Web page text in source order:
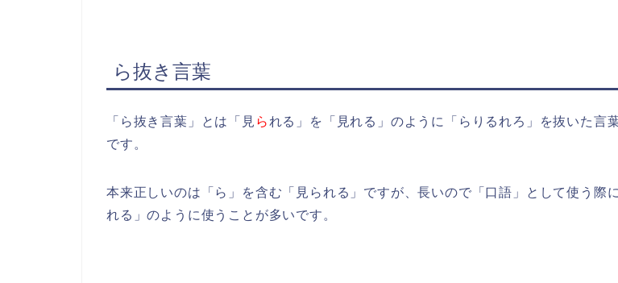
ら抜き言葉
「ら抜き言葉」とは「見 ら れる」を「見れる」のように「らりるれろ」を抜いた言
です。
本来正しいのは「ら」を含む「見られる」ですが、長いので「口語」として使う際
れる」のように使うことが多いです。